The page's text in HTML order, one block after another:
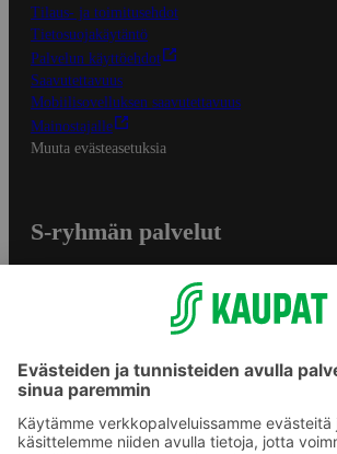
Tilaus- ja toimitusehdot
Tietosuojakäytäntö
Palvelun käyttöehdot
Saavutettavuus
Mobiilisovelluksen saavutettavuus
Mainostajalle
Muuta evästeasetuksia
S-ryhmän palvelut
S-ostoslista -sovellus
Prisma.fi
Sokos.fi
S-Pankki